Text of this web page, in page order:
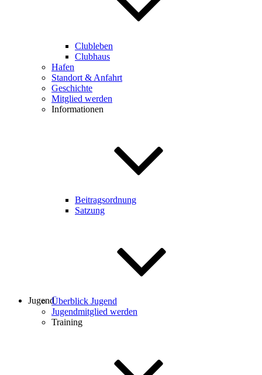
Clubleben
Clubhaus
Hafen
Standort & Anfahrt
Geschichte
Mitglied werden
Informationen
Beitragsordnung
Satzung
JugendÜberblick Jugend
Jugendmitglied werden
Training